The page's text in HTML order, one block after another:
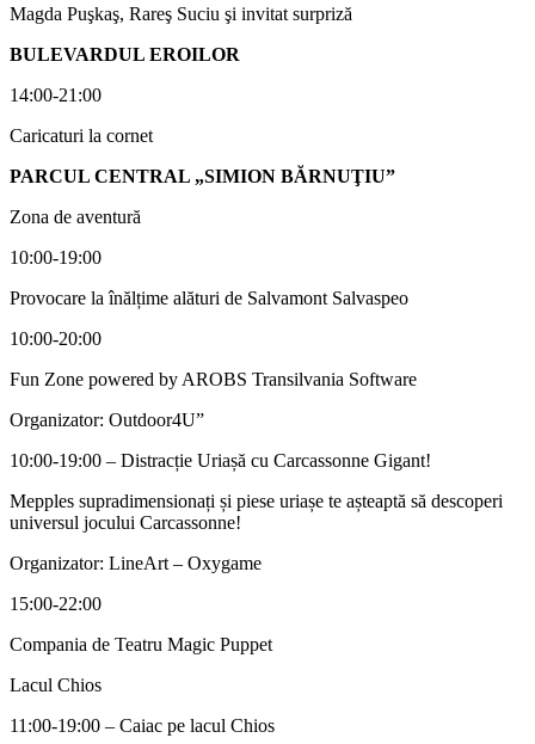
Magda Puşkaş, Rareş Suciu şi invitat surpriză
BULEVARDUL EROILOR
14:00-21:00
Caricaturi la cornet
PARCUL CENTRAL „SIMION BĂRNUŢIU”
Zona de aventură
10:00-19:00
Provocare la înălțime alături de Salvamont Salvaspeo
10:00-20:00
Fun Zone powered by AROBS Transilvania Software
Organizator: Outdoor4U”
10:00-19:00 – Distracție Uriașă cu Carcassonne Gigant!
Mepples supradimensionați și piese uriașe te așteaptă să descoperi
universul jocului Carcassonne!
Organizator: LineArt – Oxygame
15:00-22:00
Compania de Teatru Magic Puppet
Lacul Chios
11:00-19:00 – Caiac pe lacul Chios